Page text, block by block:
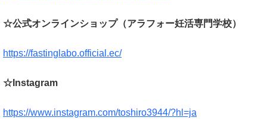
☆公式オンラインショップ（アラフォー妊活専門学校）
https://fastinglabo.official.ec/
☆Instagram
https://www.instagram.com/toshiro3944/?hl=ja